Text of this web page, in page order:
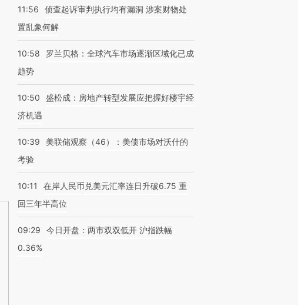
11:56
侦查起诉审判执行均有漏洞 涉案财物处
置乱象何解
10:58
罗兰贝格：全球汽车市场逐渐区域化已成
趋势
10:50
盛松成：房地产转型发展应把握好楼宇经
济机遇
10:39
美联储观察（46）：美债市场对沃什的
考验
10:11
在岸人民币兑美元汇率连日升破6.75 重
回三年半高位
09:29
今日开盘：两市双双低开 沪指跌幅
0.36%